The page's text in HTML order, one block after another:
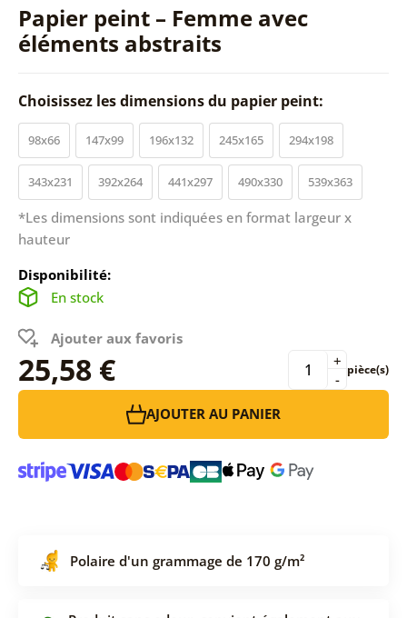
Papier peint – Femme avec
éléments abstraits
Choisissez les dimensions du papier peint:
98x66 147x99 196x132 245x165 294x198
343x231 392x264 441x297 490x330 539x363
*Les dimensions sont indiquées en format largeur x
hauteur
Disponibilité:
En stock
Ajouter aux favoris
25,58 € -
+ pièce(s)
AJOUTER AU PANIER
Polaire d'un grammage de 170 g/m²